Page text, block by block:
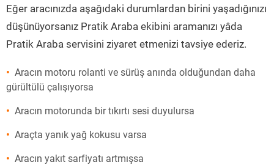
Eğer aracınızda aşağıdaki durumlardan birini yaşadığınızı
düşünüyorsanız Pratik Araba ekibini aramanızı yâda
Pratik Araba servisini ziyaret etmenizi tavsiye ederiz.
Aracın motoru rolanti ve sürüş anında olduğundan daha
gürültülü çalışıyorsa
Aracın motorunda bir tıkırtı sesi duyulursa
Araçta yanık yağ kokusu varsa
Aracın yakıt sarfiyatı artmışsa